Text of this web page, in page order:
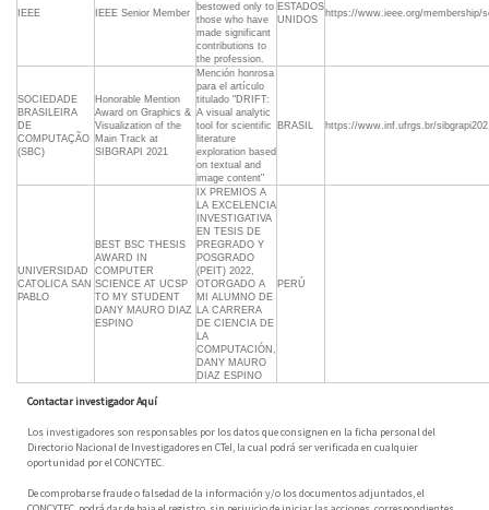
IEEE IEEE Senior Member
bestowed only to
those who have
made significant
contributions to
the profession.
ESTADOS
UNIDOS
https://www.ieee.org/membership/
SOCIEDADE
BRASILEIRA
DE
COMPUTAÇÃO
(SBC)
Honorable Mention
Award on Graphics &
Visualization of the
Main Track at
SIBGRAPI 2021
Mención honrosa
para el artículo
titulado "DRIFT:
A visual analytic
tool for scientific
literature
exploration based
on textual and
image content"
BRASIL https://www.inf.ufrgs.br/
UNIVERSIDAD
CATOLICA SAN
PABLO
BEST BSC THESIS
AWARD IN
COMPUTER
SCIENCE AT UCSP
TO MY STUDENT
DANY MAURO DIAZ
ESPINO
IX PREMIOS A
LA EXCELENCIA
INVESTIGATIVA
EN TESIS DE
PREGRADO Y
POSGRADO
(PEIT) 2022,
OTORGADO A
MI ALUMNO DE
LA CARRERA
DE CIENCIA DE
LA
COMPUTACIÓN,
DANY MAURO
DIAZ ESPINO
PERÚ
Contactar investigador Aquí
Los investigadores son responsables por los datos que consignen en la ficha personal del
Directorio Nacional de Investigadores en CTeI, la cual podrá ser verificada en cualquier
oportunidad por el CONCYTEC.
De comprobarse fraude o falsedad de la información y/o los documentos adjuntados, el